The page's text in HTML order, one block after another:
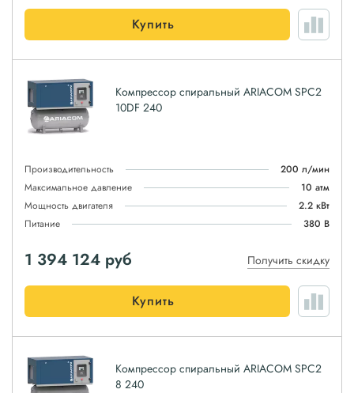
Купить
Компрессор спиральный ARIACOM SPC2
10DF 240
Производительность
200 л/мин
Максимальное давление
10 атм
Мощность двигателя
2.2 кВт
Питание
380 В
1 394 124 руб Получить скидку
Купить
Компрессор спиральный ARIACOM SPC2
8 240